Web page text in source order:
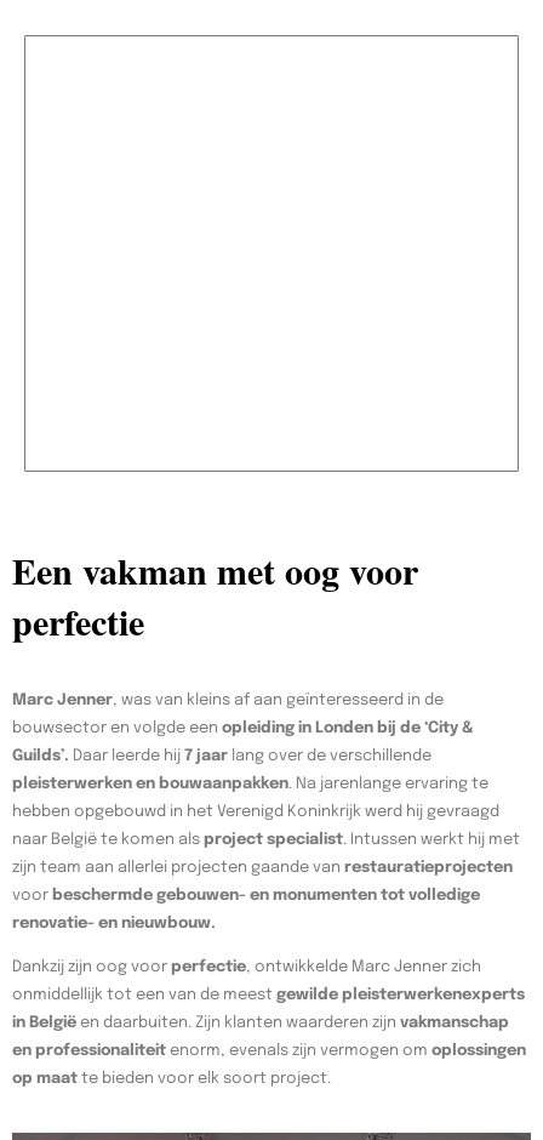
Een vakman met oog voor
perfectie
Marc Jenner, was van kleins af aan geïnteresseerd in de
bouwsector en volgde een opleiding in Londen bij de ‘City &
Guilds’. Daar leerde hij 7 jaar lang over de verschillende
pleisterwerken en bouwaanpakken. Na jarenlange ervaring te
hebben opgebouwd in het Verenigd Koninkrijk werd hij gevraagd
naar België te komen als project specialist. Intussen werkt hij met
zijn team aan allerlei projecten gaande van restauratieprojecten
voor beschermde gebouwen- en monumenten tot volledige
renovatie- en nieuwbouw.
Dankzij zijn oog voor perfectie, ontwikkelde Marc Jenner zich
onmiddellijk tot een van de meest gewilde pleisterwerkenexperts
in België en daarbuiten. Zijn klanten waarderen zijn vakmanschap
en professionaliteit enorm, evenals zijn vermogen om oplossingen
op maat te bieden voor elk soort project.